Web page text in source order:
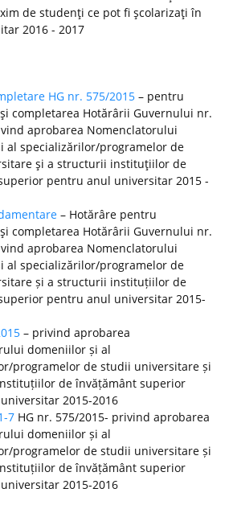
de studenţi ce pot fi şcolarizaţi în
2016 - 2017
HG nr. 575/2015 – pentru
completarea Hotărârii Guvernului nr.
aprobarea Nomenclatorului
al specializărilor/programelor de
şi a structurii instituţiilor de
pentru anul universitar 2015 -
– Hotărâre pentru
completarea Hotărârii Guvernului nr.
aprobarea Nomenclatorului
al specializărilor/programelor de
și a structurii instituțiilor de
pentru anul universitar 2015-
– privind aprobarea
domeniilor și al
programelor de studii universitare și
de învățământ superior
2015-2016
7 HG nr. 575/2015- privind aprobarea
domeniilor și al
programelor de studii universitare și
de învățământ superior
2015-2016